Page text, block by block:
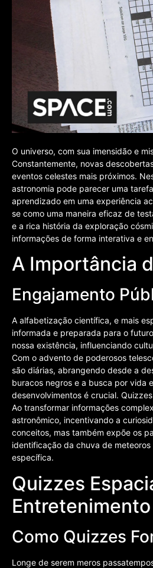
O universo, com sua imensidão e
Constantemente, novas
eventos celestes mais próximos.
astronomia pode parecer uma
aprendizado em uma experiência
se como uma maneira eficaz de
e a rica história da exploração
informações de forma interativa e
A Importância
Engajamento
A alfabetização científica, e mais
informada e preparada para o
nossa existência, influenciando
Com o advento de poderosos
são diárias, abrangendo desde a
buracos negros e a busca por vida
desenvolvimentos é crucial.
Ao transformar informações
astronômico, incentivando a
conceitos, mas também expõe os
identificação da chuva de
específica.
Quizzes
Entretenimento
Como Quizzes
Longe de serem meros